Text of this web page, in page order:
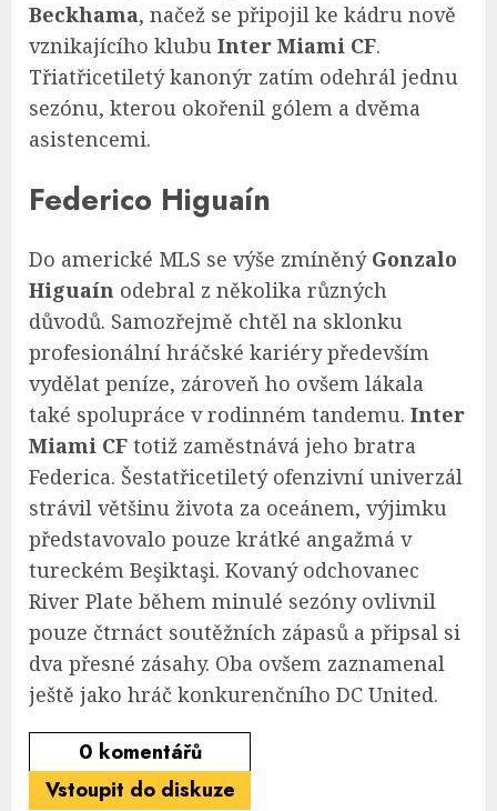
Beckhama, načež se připojil ke kádru nově
vznikajícího klubu Inter Miami CF.
Třiatřicetiletý kanonýr zatím odehrál jednu
sezónu, kterou okořenil gólem a dvěma
asistencemi.
Federico Higuaín
Do americké MLS se výše zmíněný Gonzalo
Higuaín odebral z několika různých
důvodů. Samozřejmě chtěl na sklonku
profesionální hráčské kariéry především
vydělat peníze, zároveň ho ovšem lákala
také spolupráce v rodinném tandemu. Inter
Miami CF totiž zaměstnává jeho bratra
Federica. Šestatřicetiletý ofenzivní univerzál
strávil většinu života za oceánem, výjimku
představovalo pouze krátké angažmá v
tureckém Beşiktaşi. Kovaný odchovanec
River Plate během minulé sezóny ovlivnil
pouze čtrnáct soutěžních zápasů a připsal si
dva přesné zásahy. Oba ovšem zaznamenal
ještě jako hráč konkurenčního DC United.
0 komentářů
Vstoupit do diskuze